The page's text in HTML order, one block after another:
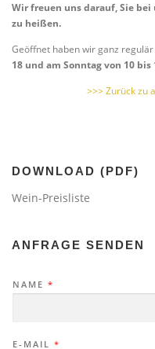
Wir freuen uns darauf, Sie
zu heißen.
Geöffnet haben wir ganz
18 und am Sonntag von 10 bis
>>> Zurück zu
DOWNLOAD (PDF)
Wein-Preisliste
ANFRAGE SENDEN
NAME *
E-MAIL *